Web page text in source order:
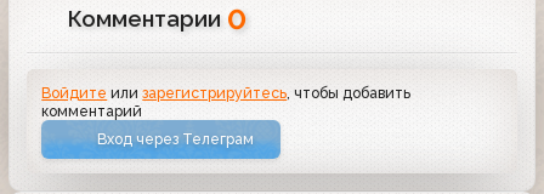
Комментарии 0
Войдите илизарегистрируйтесь , чтобы добавить
комментарий
Вход через Телеграм